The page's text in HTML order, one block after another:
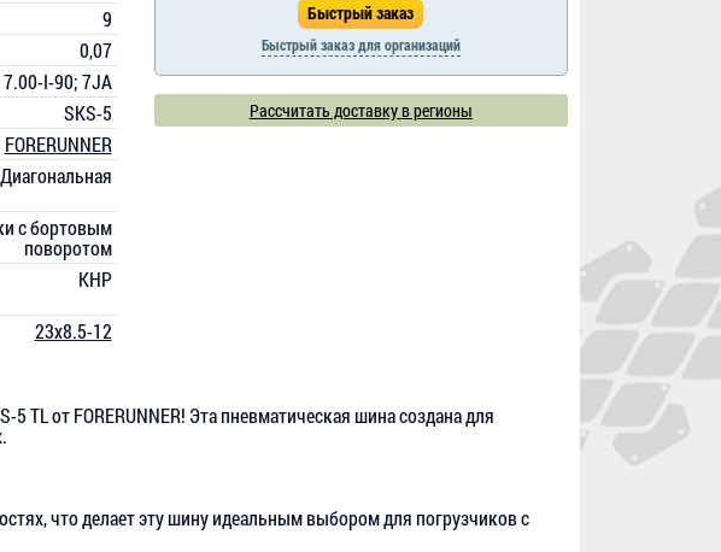
Быстрый заказ для организаций
Рассчитать доставку в регионы
9
0,07
I-90; 7JA
SKS-5
FORERUNNER
Диагональная
с бортовым
поворотом
КНР
23x8.5-12
от FORERUNNER! Эта пневматическая шина создана для
что делает эту шину идеальным выбором для погрузчиков с